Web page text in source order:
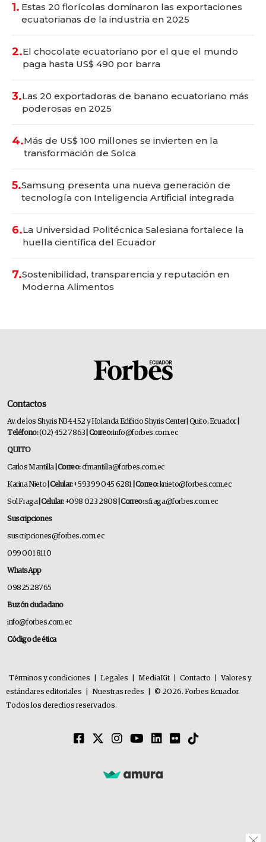
1. Estas 20 florícolas dominaron las exportaciones
ecuatorianas de la industria en 2025
2.El chocolate ecuatoriano por el que el mundo
paga hasta US$ 490 por barra
3.Las 20 exportadoras de banano ecuatoriano más
poderosas en 2025
4.Más de US$ 100 millones se invierten en la
transformación de Solca
5.Samsung presenta una nueva generación de
tecnología con Inteligencia Artificial integrada
6.La Universidad Politécnica Salesiana fortalece la
huella científica del Ecuador
7.Sostenibilidad, transparencia y reputación en
Moderna Alimentos
Contactos
Av. de los Shyris N34-152 y Holanda Edificio Shyris Center | Quito, Ecuador
Teléfono:(02) 452 7863 | Correo:info@forbes.com.ec
QUITO
Carlos Mantilla | Correo:cfmantilla@forbes.com.ec
Karina Nieto | Celular:+593 99 045 6281 | Correo: knieto@forbes.com.ec
Sol Fraga | Celular:+098 023 2808 | Correo:sfraga@forbes.com.ec
Suscripciones
suscripciones@forbes.com.ec
099 001 8110
WhatsApp
0982528765
Buzón ciudadano
info@forbes.com.ec
Código de ética
Términos y condiciones Legales MediaKit Contacto
Valores y
estándares editoriales
Nuestras redes
© 2026. Forbes Ecuador.
Todos los derechos reservados.